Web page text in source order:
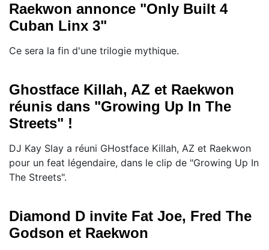
Raekwon annonce "Only Built 4
Cuban Linx 3"
Ce sera la fin d'une trilogie mythique.
Ghostface Killah, AZ et Raekwon
réunis dans "Growing Up In The
Streets" !
DJ Kay Slay a réuni GHostface Killah, AZ et Raekwon
pour un feat légendaire, dans le clip de "Growing Up In
The Streets".
Diamond D invite Fat Joe, Fred The
Godson et Raekwon